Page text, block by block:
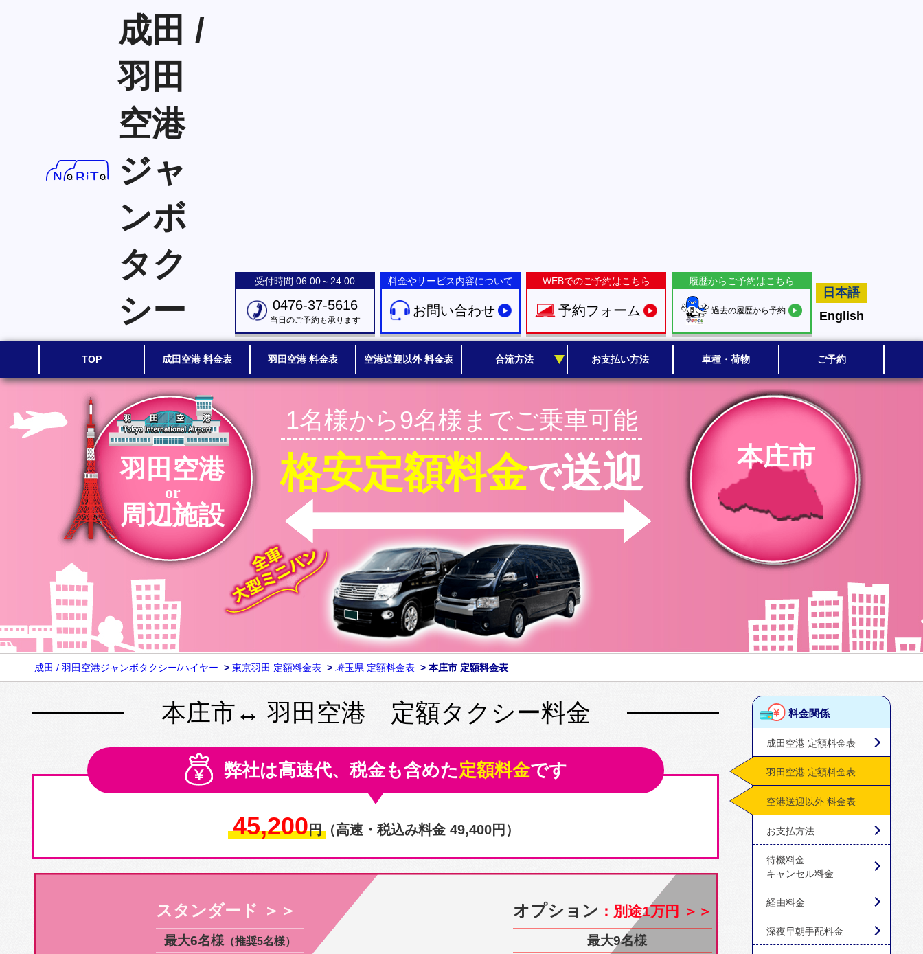
成田 /
羽田
空港
ジャ
ンボ
タク
シー
受付時間 06:00～24:00
0476-37-5616
当日のご予約も承ります
料金やサービス内容について
お問い合わせ
WEBでのご予約はこちら
予約フォーム
履歴からご予約はこちら
過去の履歴から予約
日本語
English
TOP 成田空港 料金表 羽田空港 料金表 空港送迎以外 料金表 合流方法 お支払い方法 車種・荷物 ご予約
羽田空港
or
周辺施設
本庄市
1名様から9名様までご乗車可能
格安定額料金で送迎
成田 / 羽田空港ジャンボタクシー/ハイヤー > 東京羽田 定額料金表 > 埼玉県 定額料金表 > 本庄市 定額料金表
本庄市↔ 羽田空港 定額タクシー料金
弊社は高速代、税金も含めた定額料金です
45,200円（高速・税込み料金 49,400円）
スタンダード ＞＞
最大6名様 （推奨5名様）
オプション ：別途1万円 ＞＞
最大9名様
料金関係
成田空港 定額料金表
羽田空港 定額料金表
空港送迎以外 料金表
お支払方法
待機料金
キャンセル料金
経由料金
深夜早朝手配料金